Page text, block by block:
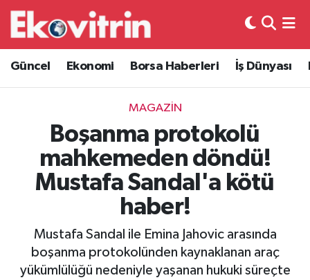
Güncel Ekonomi Borsa Haberleri İş Dünyası
MAGAZIN
Boşanma protokolü
mahkemeden döndü!
Mustafa Sandal'a kötü
haber!
Mustafa Sandal ile Emina Jahovic arasında
boşanma protokolünden kaynaklanan araç
yükümlülüğü nedeniyle yaşanan hukuki süreçte
Güncel
Ekonomi
Borsa Haberleri
İş Dünyası
Lojistik
Otovitrin
Asayiş
Hava Durumu
Trafik Durumu
Süper Lig Puan Durumu ve Fikstür
Tüm Manşetler
Son Dakika Haberleri
Haber Arşivi